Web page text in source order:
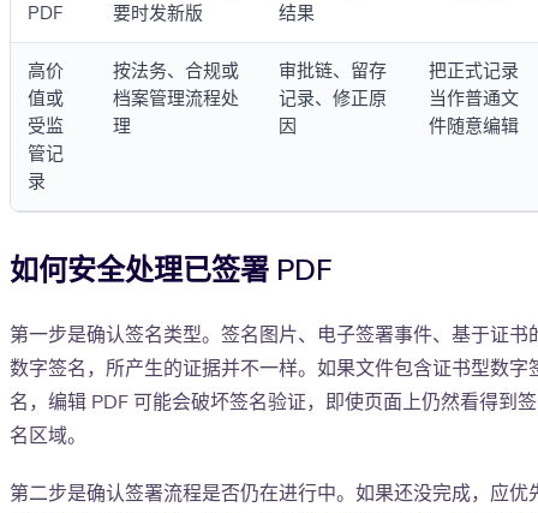
PDF
要时发新版
结果
高价
值或
受监
管记
录
按法务、合规或
档案管理流程处
理
审批链、留存
记录、修正原
因
把正式记录
当作普通文
件随意编辑
如何安全处理已签署 PDF
第一步是确认签名类型。签名图片、电子签署事件、基于证书
数字签名，所产生的证据并不一样。如果文件包含证书型数字
名，编辑 PDF 可能会破坏签名验证，即使页面上仍然看得到签
名区域。
第二步是确认签署流程是否仍在进行中。如果还没完成，应优